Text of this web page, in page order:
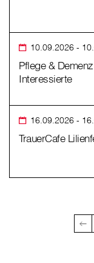
10.09.2026 -
Pflege &
Interessierte
16.09.2026 -
TrauerCafe